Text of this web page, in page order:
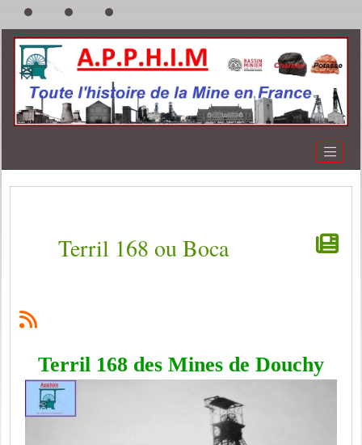
Terril 168 ou Boca
Terril 168 des Mines de Douchy